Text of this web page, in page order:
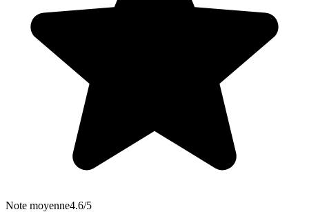
Note moyenne4.6/5